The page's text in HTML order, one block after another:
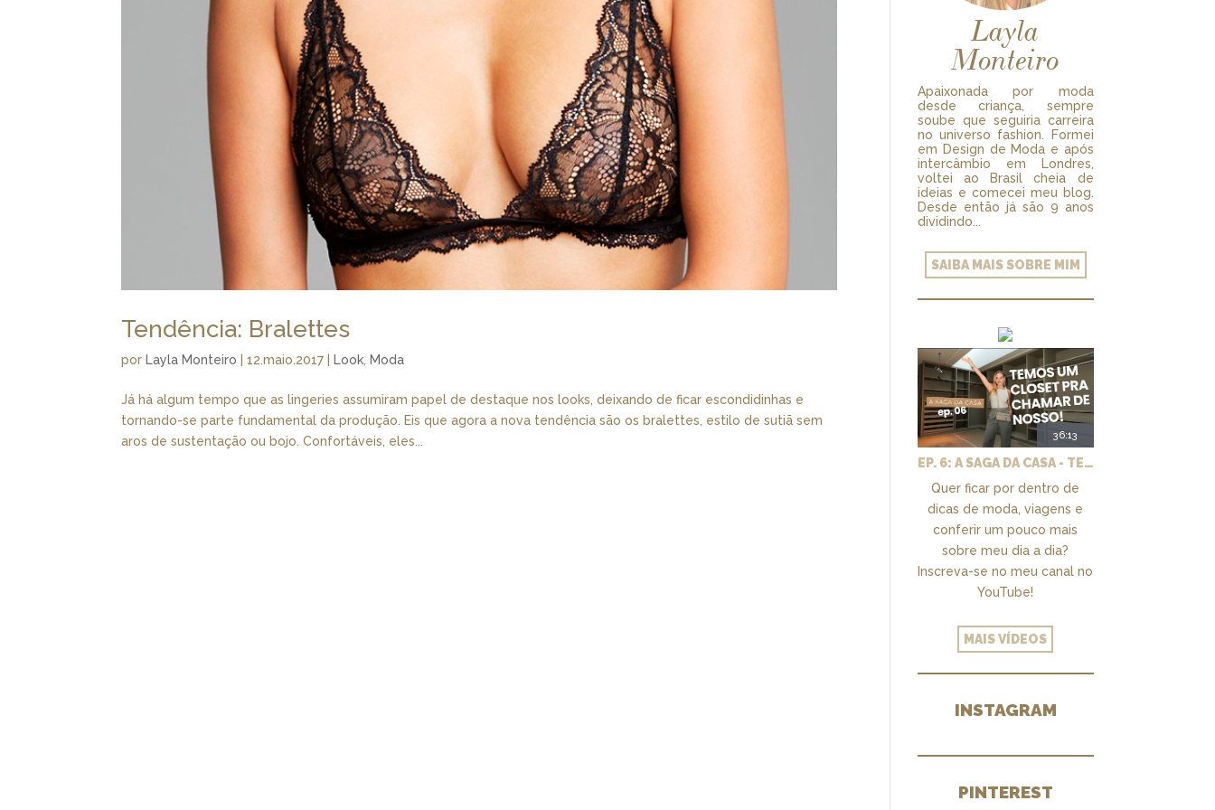
Tendência: Bralettes
porLayla Monteiro |12.maio.2017 |Look,Moda
Já há algum tempo que as lingeries assumiram papel de destaque nos looks, deixando de ficar escondidinhas e
tornando-se parte fundamental da produção. Eis que agora a nova tendência são os bralettes, estilo de sutiã sem
aros de sustentação ou bojo. Confortáveis, eles...
Layla
Monteiro
Apaixonada por moda
desde criança, sempre
soube que seguiria carreira
no universo fashion. Formei
em Design de Moda e após
intercâmbio em Londres,
voltei ao Brasil cheia de
ideias e comecei meu blog.
Desde então já são 9 anos
dividindo...
SAIBA MAIS SOBRE MIM
36:13
EP. 6: A SAGA DA CASA - TEMOS UM CLOSET PRA CHAMAR DE NOSSO + MARCENARIA E PAISAGISMO
Quer ficar por dentro de
dicas de moda, viagens e
conferir um pouco mais
sobre meu dia a dia?
Inscreva-se no meu canal no
YouTube!
MAIS VÍDEOS
INSTAGRAM
PINTEREST